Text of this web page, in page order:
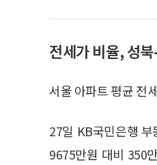
전세가 비율, 성
서울 아파트 평균 전
27일 KB국민은행
9675만원 대비 350